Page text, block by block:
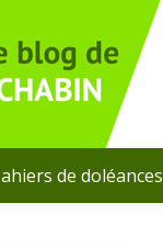
de doléances